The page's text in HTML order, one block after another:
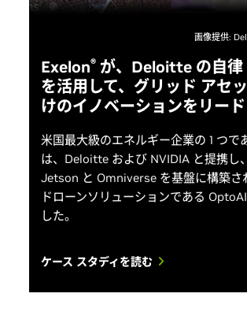
画像提供:
Exelon® が、Deloitte の自律
を活用して、グリッド アセ
けのイノベーションをリード
米国最大級のエネルギー企業の 1 つで
は、Deloitte および NVIDIA と提携し
Jetson と Omniverse を基盤に構築さ
ドローンソリューションである
した。
ケース スタディを読む